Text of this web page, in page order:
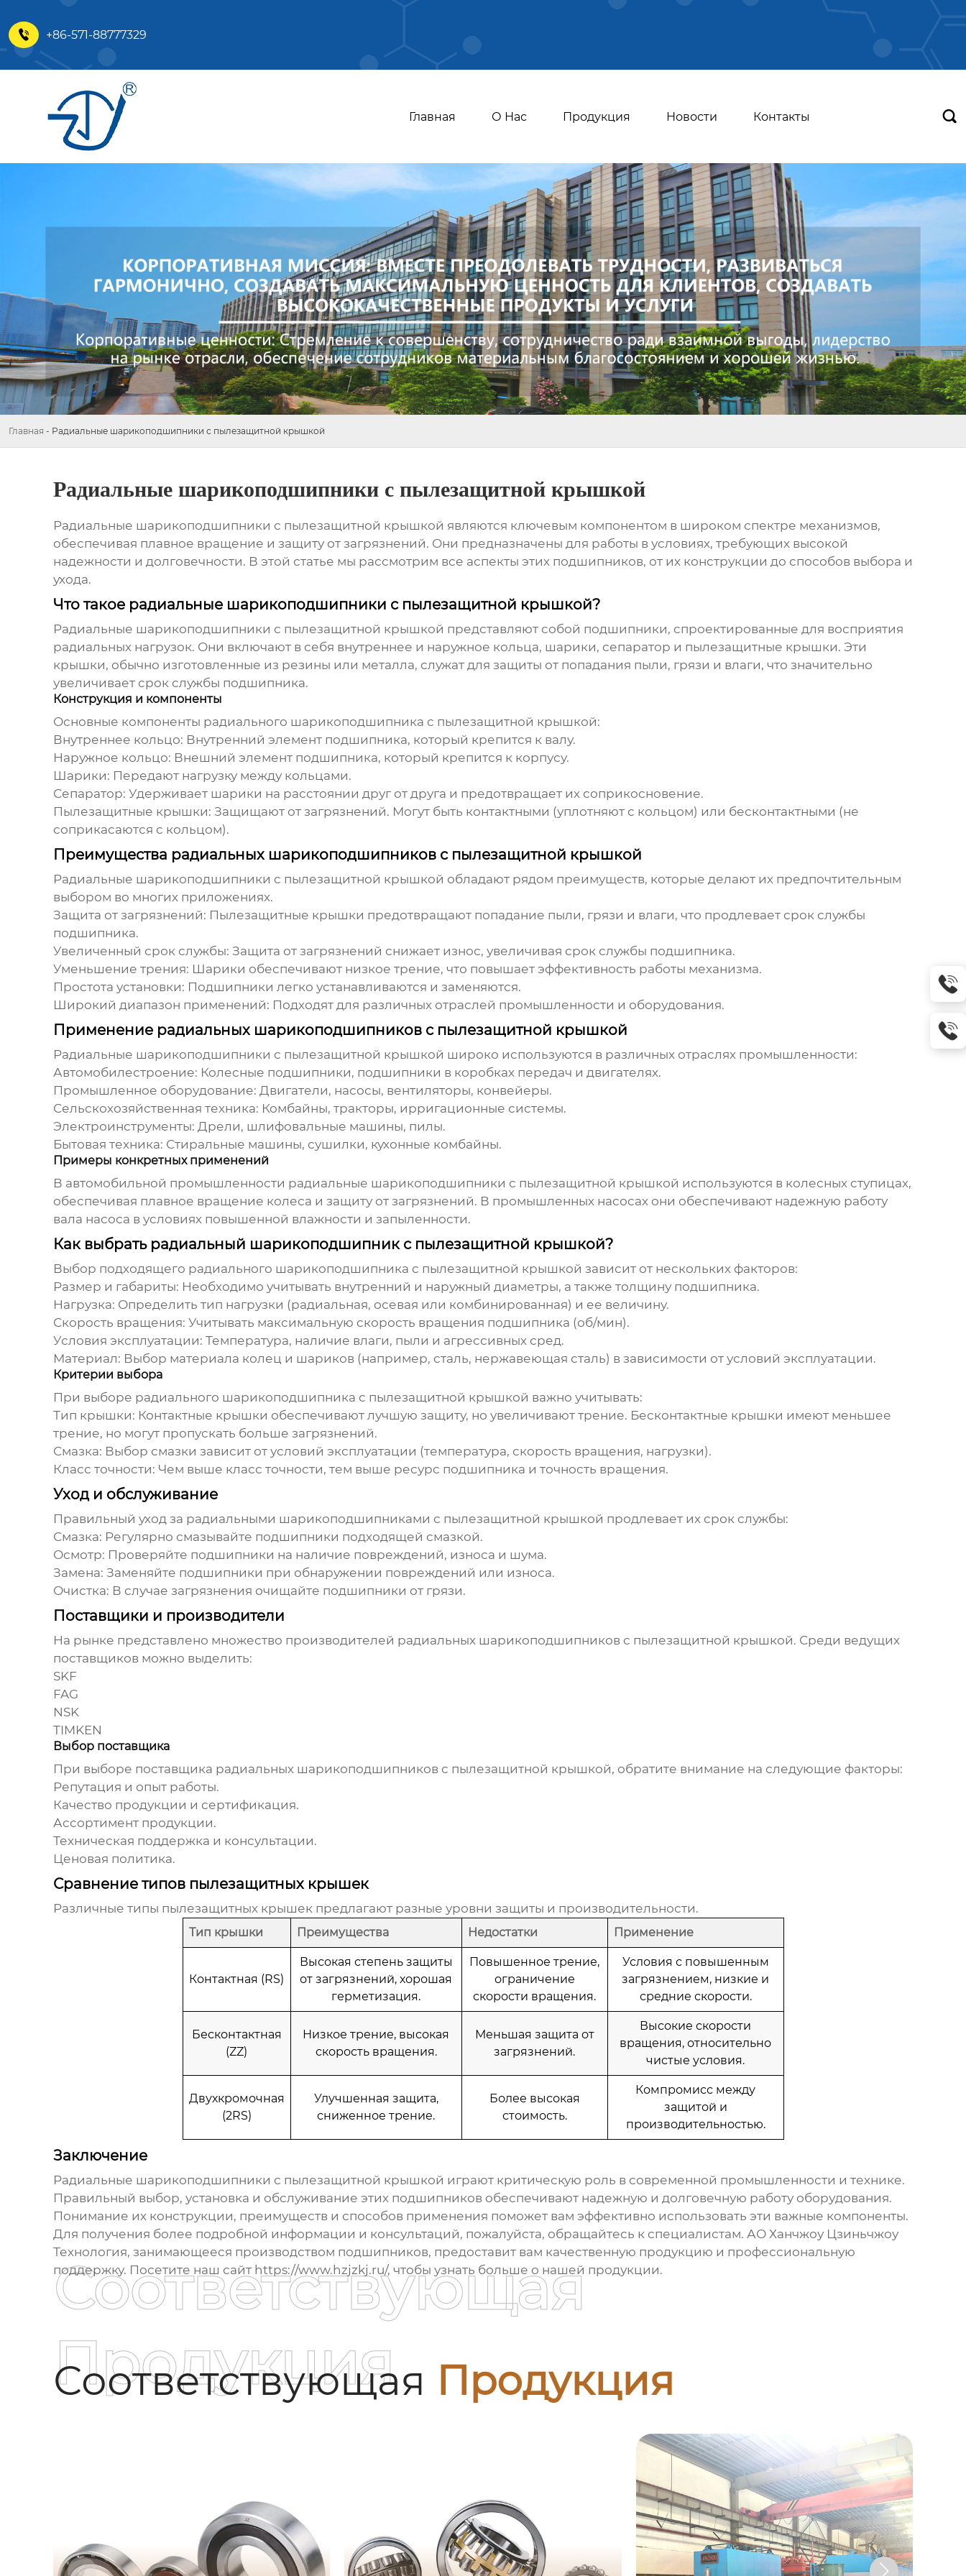
 +86-571-88777329
Главная О Нас Продукция Новости Контакты 
Главная - Радиальные шарикоподшипники с пылезащитной крышкой
Радиальные шарикоподшипники с пылезащитной крышкой
Радиальные шарикоподшипники с пылезащитной крышкой являются ключевым компонентом в широком спектре механизмов,
обеспечивая плавное вращение и защиту от загрязнений. Они предназначены для работы в условиях, требующих высокой
надежности и долговечности. В этой статье мы рассмотрим все аспекты этих подшипников, от их конструкции до способов выбора и
ухода.
Что такое радиальные шарикоподшипники с пылезащитной крышкой?
Радиальные шарикоподшипники с пылезащитной крышкой представляют собой подшипники, спроектированные для восприятия
радиальных нагрузок. Они включают в себя внутреннее и наружное кольца, шарики, сепаратор и пылезащитные крышки. Эти
крышки, обычно изготовленные из резины или металла, служат для защиты от попадания пыли, грязи и влаги, что значительно
увеличивает срок службы подшипника.
Конструкция и компоненты
Основные компоненты радиального шарикоподшипника с пылезащитной крышкой:
Внутреннее кольцо: Внутренний элемент подшипника, который крепится к валу.
Наружное кольцо: Внешний элемент подшипника, который крепится к корпусу.
Шарики: Передают нагрузку между кольцами.
Сепаратор: Удерживает шарики на расстоянии друг от друга и предотвращает их соприкосновение.
Пылезащитные крышки: Защищают от загрязнений. Могут быть контактными (уплотняют с кольцом) или бесконтактными (не
соприкасаются с кольцом).
Преимущества радиальных шарикоподшипников с пылезащитной крышкой
Радиальные шарикоподшипники с пылезащитной крышкой обладают рядом преимуществ, которые делают их предпочтительным
выбором во многих приложениях.
Защита от загрязнений: Пылезащитные крышки предотвращают попадание пыли, грязи и влаги, что продлевает срок службы
подшипника.
Увеличенный срок службы: Защита от загрязнений снижает износ, увеличивая срок службы подшипника.
Уменьшение трения: Шарики обеспечивают низкое трение, что повышает эффективность работы механизма.
Простота установки: Подшипники легко устанавливаются и заменяются.
Широкий диапазон применений: Подходят для различных отраслей промышленности и оборудования.
Применение радиальных шарикоподшипников с пылезащитной крышкой
Радиальные шарикоподшипники с пылезащитной крышкой широко используются в различных отраслях промышленности:
Автомобилестроение: Колесные подшипники, подшипники в коробках передач и двигателях.
Промышленное оборудование: Двигатели, насосы, вентиляторы, конвейеры.
Сельскохозяйственная техника: Комбайны, тракторы, ирригационные системы.
Электроинструменты: Дрели, шлифовальные машины, пилы.
Бытовая техника: Стиральные машины, сушилки, кухонные комбайны.
Примеры конкретных применений
В автомобильной промышленности радиальные шарикоподшипники с пылезащитной крышкой используются в колесных ступицах,
обеспечивая плавное вращение колеса и защиту от загрязнений. В промышленных насосах они обеспечивают надежную работу
вала насоса в условиях повышенной влажности и запыленности.
Как выбрать радиальный шарикоподшипник с пылезащитной крышкой?
Выбор подходящего радиального шарикоподшипника с пылезащитной крышкой зависит от нескольких факторов:
Размер и габариты: Необходимо учитывать внутренний и наружный диаметры, а также толщину подшипника.
Нагрузка: Определить тип нагрузки (радиальная, осевая или комбинированная) и ее величину.
Скорость вращения: Учитывать максимальную скорость вращения подшипника (об/мин).
Условия эксплуатации: Температура, наличие влаги, пыли и агрессивных сред.
Материал: Выбор материала колец и шариков (например, сталь, нержавеющая сталь) в зависимости от условий эксплуатации.
Критерии выбора
При выборе радиального шарикоподшипника с пылезащитной крышкой важно учитывать:
Тип крышки: Контактные крышки обеспечивают лучшую защиту, но увеличивают трение. Бесконтактные крышки имеют меньшее
трение, но могут пропускать больше загрязнений.
Смазка: Выбор смазки зависит от условий эксплуатации (температура, скорость вращения, нагрузки).
Класс точности: Чем выше класс точности, тем выше ресурс подшипника и точность вращения.
Уход и обслуживание
Правильный уход за радиальными шарикоподшипниками с пылезащитной крышкой продлевает их срок службы:
Смазка: Регулярно смазывайте подшипники подходящей смазкой.
Осмотр: Проверяйте подшипники на наличие повреждений, износа и шума.
Замена: Заменяйте подшипники при обнаружении повреждений или износа.
Очистка: В случае загрязнения очищайте подшипники от грязи.
Поставщики и производители
На рынке представлено множество производителей радиальных шарикоподшипников с пылезащитной крышкой. Среди ведущих
поставщиков можно выделить:
SKF
FAG
NSK
TIMKEN
Выбор поставщика
При выборе поставщика радиальных шарикоподшипников с пылезащитной крышкой, обратите внимание на следующие факторы:
Репутация и опыт работы.
Качество продукции и сертификация.
Ассортимент продукции.
Техническая поддержка и консультации.
Ценовая политика.
Сравнение типов пылезащитных крышек
Различные типы пылезащитных крышек предлагают разные уровни защиты и производительности.
Тип крышки Преимущества Недостатки Применение
Контактная (RS)
Высокая степень защиты
от загрязнений, хорошая
герметизация.
Повышенное трение,
ограничение
скорости вращения.
Условия с повышенным
загрязнением, низкие и
средние скорости.
Бесконтактная
(ZZ)
Низкое трение, высокая
скорость вращения.
Меньшая защита от
загрязнений.
Высокие скорости
вращения, относительно
чистые условия.
Двухкромочная
(2RS)
Улучшенная защита,
сниженное трение.
Более высокая
стоимость.
Компромисс между
защитой и
производительностью.
Заключение
Радиальные шарикоподшипники с пылезащитной крышкой играют критическую роль в современной промышленности и технике.
Правильный выбор, установка и обслуживание этих подшипников обеспечивают надежную и долговечную работу оборудования.
Понимание их конструкции, преимуществ и способов применения поможет вам эффективно использовать эти важные компоненты.
Для получения более подробной информации и консультаций, пожалуйста, обращайтесь к специалистам. АО Ханчжоу Цзиньчжоу
Технология, занимающееся производством подшипников, предоставит вам качественную продукцию и профессиональную
поддержку. Посетите наш сайт https://www.hzjzkj.ru/, чтобы узнать больше о нашей продукции.
Соответствующая Продукция
Соответствующая
Продукция